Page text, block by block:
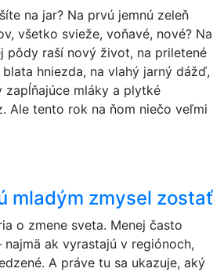
na jar? Na prvú jemnú zeleň
všetko svieže, voňavé, nové? Na
pôdy raší nový život, na priletené
hniezda, na vlahý jarný dážď,
zapĺňajúce mláky a plytké
Ale tento rok na ňom niečo veľmi
mladým zmysel zostať
o zmene sveta. Menej často
ak vyrastajú v regiónoch,
A práve tu sa ukazuje, aký